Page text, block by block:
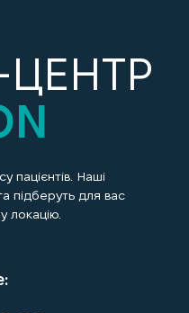
пацієнтів. Наші
підберуть для вас
локацію.